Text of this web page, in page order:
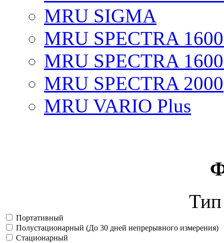
MRU SIGMA
MRU SPECTRA
MRU SPECTRA
MRU SPECTRA 2000
MRU VARIO Plus
Портативный
Полустационарный (До 30 дней непрерывного измерения)
Стационарный